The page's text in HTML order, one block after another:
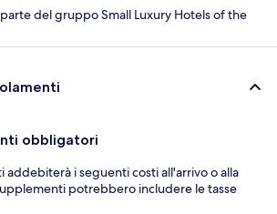
del gruppo Small Luxury Hotels of the
obbligatori
addebiterà i seguenti costi all'arrivo o alla
potrebbero includere le tasse